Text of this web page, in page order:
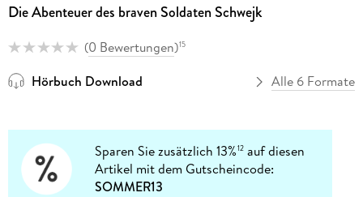
Die Abenteuer des braven Soldaten Schwejk
(0 Bewertungen)15
Hörbuch Download Alle 6 Formate
Sparen Sie zusätzlich 13%12 auf diesen
Artikel mit dem Gutscheincode:
SOMMER13